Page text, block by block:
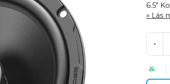
6.5"
Läs
-